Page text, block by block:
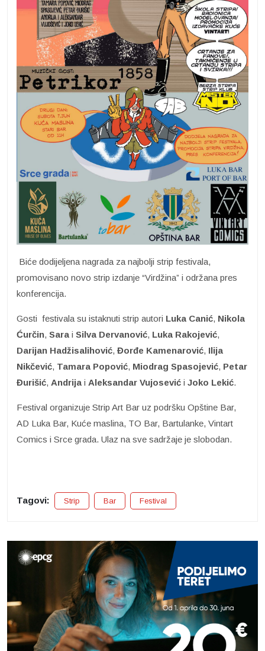
Biće dodijeljena nagrada za najbolji strip festivala,
promovisano novo strip izdanje “Virdžina” i održana pres
konferencija.
Gosti festivala su istaknuti strip autori Luka Canić, Nikola
Ćurčin, Sara i Silva Dervanović, Luka Rakojević,
Darijan Hadžisalihović, Đorđe Kamenarović, Ilija
Nikčević, Tamara Popović, Miodrag Spasojević, Petar
Đurišić, Andrija i Aleksandar Vujosević i Joko Lekić.
Festival organizuje Strip Art Bar uz podršku Opštine Bar,
AD Luka Bar, Kuće maslina, TO Bar, Bartulanke, Vintart
Comics i Srce grada. Ulaz na sve sadržaje je slobodan.
Tagovi: Strip Bar Festival